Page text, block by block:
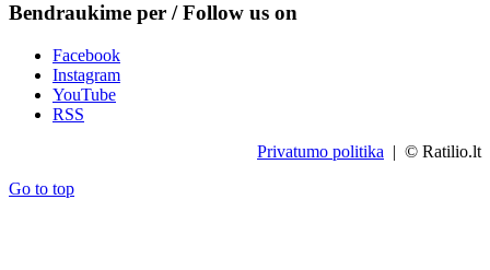
Bendraukime per / Follow us on
Facebook
Instagram
YouTube
RSS
Privatumo politika | © Ratilio.lt
Go to top